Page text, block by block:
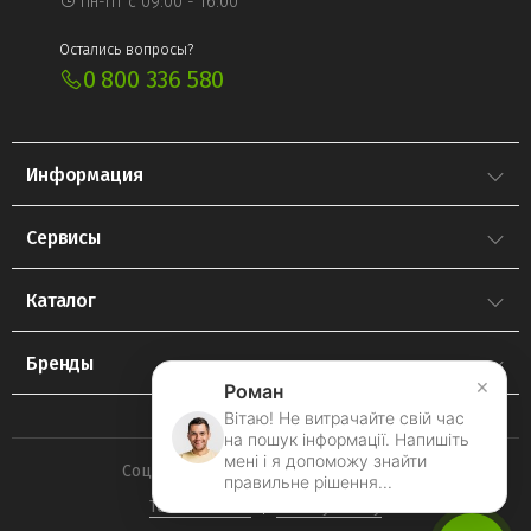
Остались вопросы?
0 800 336 580
Информация
Сервисы
Каталог
Бренды
Terms Of Use Privacy Policy
Социальные сети
Роман
Вітаю! Не витрачайте свій час
на пошук інформації. Напишіть
мені і я допоможу знайти
правильне рішення...
×